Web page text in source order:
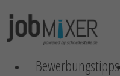
Bewerbungstipps